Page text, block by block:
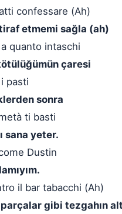
confessare (Ah)
etmemi sağla (ah)
quanto intaschi
çaresi
pasti
sonra
ti basti
sana yeter.
Dustin
il bar tabacchi (Ah)
gibi tezgahın